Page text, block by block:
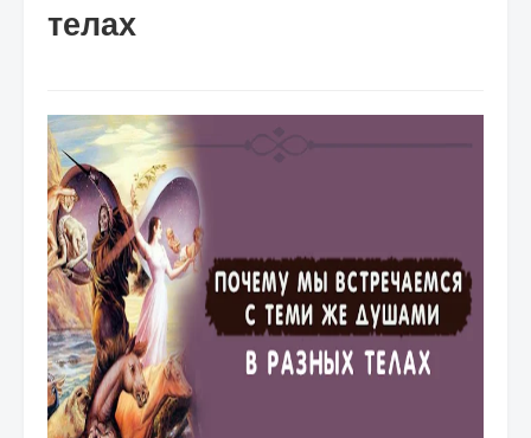
телах